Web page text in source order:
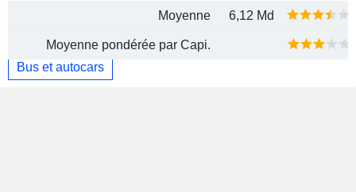
Moyenne
6,12 Md
Moyenne pondérée par Capi.
Bus et autocars